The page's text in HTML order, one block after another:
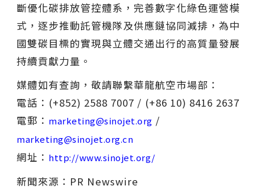
斷優化碳排放管控體系，完善數字化綠色運營模
式，逐步推動託管機隊及供應鏈協同減排，為中
國雙碳目標的實現與立體交通出行的高質量發展
持續貢獻力量。
媒體如有查詢，敬請聯繫華龍航空市場部：
電話：(+852) 2588 7007 / (+86 10) 8416 2637
電郵： marketing@sinojet.org /
marketing@sinojet.org.cn
網址： http://www.sinojet.org/
新聞來源：PR Newswire